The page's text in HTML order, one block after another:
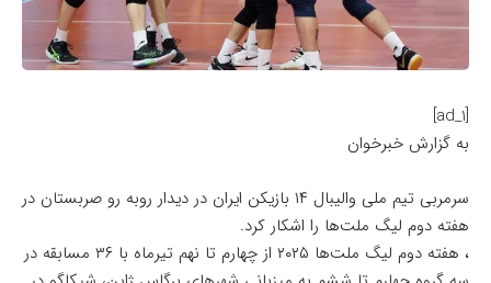
[ad_1]
به گزارش خبرخوان
سرمربی تیم ملی والیبال ۱۴ بازیکن ایران در دیدار روبه رو صربستان در
هفته دوم لیگ ملت‌ها را اشکار کرد.
، هفته دوم لیگ ملت‌ها ۲۰۲۵ از چهارم تا نهم تیرماه با ۳۶ مسابقه در